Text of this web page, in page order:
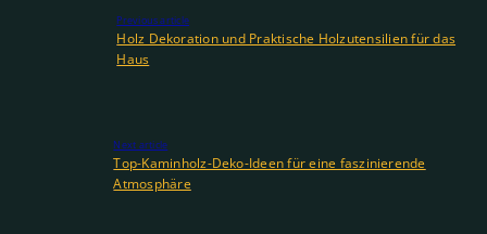
Previous article
Holz Dekoration und Praktische Holzutensilien für das
Haus
Next article
Top-Kaminholz-Deko-Ideen für eine faszinierende
Atmosphäre